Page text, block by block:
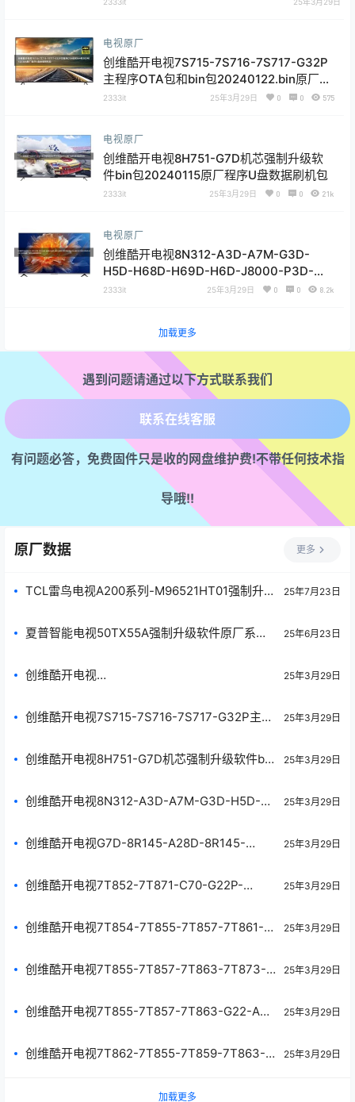
盘数据刷机包
电视原厂
创维酷开电视7S715-7S716-7S717-G32P
主程序OTA包和bin包20240122.bin原厂程
序U盘数据刷机包
2333it 25年3月29日 0 0 575
电视原厂
创维酷开电视8H751-G7D机芯强制升级软
件bin包20240115原厂程序U盘数据刷机包
2333it 25年3月29日 0 0 21k
电视原厂
创维酷开电视8N312-A3D-A7M-G3D-
H5D-H68D-H69D-H6D-J8000-P3D-
8N313-A3D-8N314-A3D机芯软件
2333it 25年3月29日 0 0 8.2k
加载更多
遇到问题请通过以下方式联系我们
创建网站工单
联系在线客服
知识星球留言
私信帖子作者
看到就会回复的
有问题必答，免费固件只是收的网盘维护费!不带任何技术指
导哦!!
原厂数据 更多
TCL雷鸟电视A200系列-M96521HT01强制升级
机包
25年7月23日
夏普智能电视50TX55A强制升级软件原厂系统
25年6月23日
创维酷开电视
1AA04_1AA05_1AA13_1AA14_1AA16_1AA17_1AA
18_1AA21_1AA22_1AA24_B20_B20D_BC20_B
2A_1857强制升级包20240124.img原厂程序U
25年3月29日
创维酷开电视7S715-7S716-7S717-G32P主程
据刷机包
25年3月29日
创维酷开电视8H751-G7D机芯强制升级软件bin
25年3月29日
创维酷开电视8N312-A3D-A7M-G3D-H5D-
8N314-A3D机芯软件20240115.img原厂程序U
盘数据刷机包
25年3月29日
创维酷开电视G7D-8R145-A28D-8R145-
件20240115.img原厂程序U盘数据刷机包
25年3月29日
创维酷开电视7T852-7T871-C70-G22P-
数据刷机包
25年3月29日
创维酷开电视7T854-7T855-7T857-7T861-
A28D-G23-BG22F机芯主程序20240221原厂
程序U盘数据刷机包
25年3月29日
创维酷开电视7T855-7T857-7T863-7T873-
20240221原厂程序U盘数据刷机包
25年3月29日
创维酷开电视7T855-7T857-7T863-G22-A3-
20240221原厂程序U盘数据刷机包
25年3月29日
创维酷开电视7T862-7T855-7T859-7T863-
25年3月29日
加载更多